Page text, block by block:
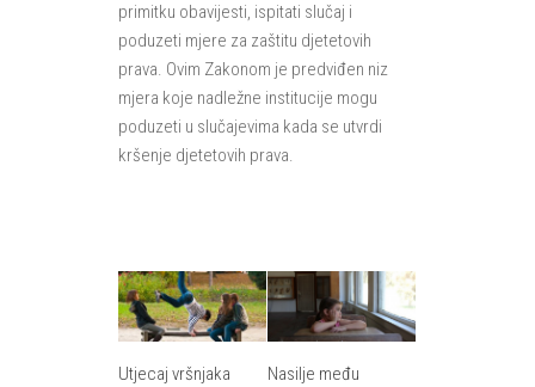
primitku obavijesti, ispitati slučaj i
poduzeti mjere za zaštitu djetetovih
prava. Ovim Zakonom je predviđen niz
mjera koje nadležne institucije mogu
poduzeti u slučajevima kada se utvrdi
kršenje djetetovih prava.
Utjecaj vršnjaka
Nasilje među